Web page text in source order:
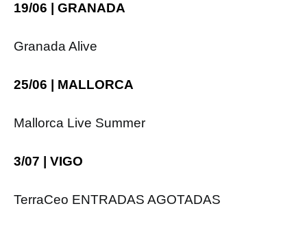
19/06 | GRANADA
Granada Alive
25/06 | MALLORCA
Mallorca Live Summer
3/07 | VIGO
TerraCeo ENTRADAS AGOTADAS